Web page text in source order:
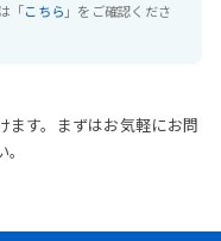
「こちら 」をご確認くださ
ます。まずはお気軽にお問